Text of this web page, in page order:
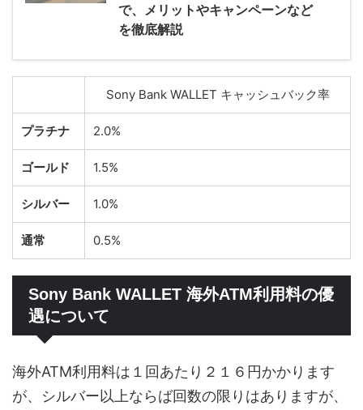
で、メリットやキャンペーンなど
を徹底解説
Sony Bank WALLET キャッシュバック率
プラチナ 2.0%
ゴールド 1.5%
シルバー 1.0%
通常 0.5%
Sony Bank WALLET 海外ATM利用料の優
遇について
海外ATM利用料は１回あたり２１６円かかります
が、シルバー以上ならば回数の限りはありますが、